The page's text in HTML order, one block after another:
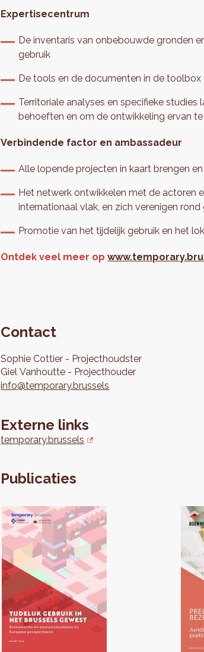
Expertisecentrum
De inventaris van onbebouwde gronden
gebruik
De tools en de documenten in de toolbox
Territoriale analyses en specifieke
behoeften en om de ontwikkeling ervan
Verbindende factor en ambassadeur
Alle lopende projecten in kaart brengen
Het netwerk ontwikkelen met de actoren
internationaal vlak, en zich verenigen rond
Promotie van het tijdelijk gebruik en het
Ontdek veel meer op
Contact
Sophie Cottier
Projecthoudster
Giel Vanhoutte
Projecthouder
info@temporary.brussels
Externe links
temporary.brussels
Publicaties